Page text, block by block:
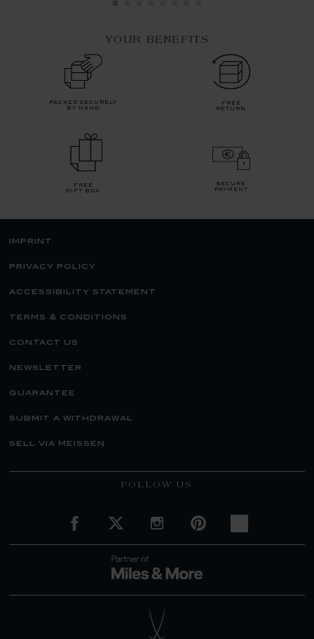
YOUR BENEFITS
packed securely
by hand
free
return
free
gift box
secure
payment
imprint
privacy policy
accessibility statement
terms & conditions
contact us
newsletter
guarantee
submit a withdrawal
sell via meissen
FOLLOW US